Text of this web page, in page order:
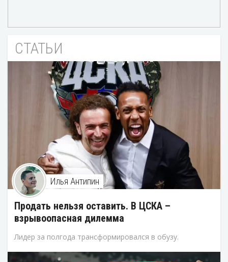
СТАТЬИ
Илья Антипин
Продать нельзя оставить. В ЦСКА –
взрывоопасная дилемма
Лидер за полгода трансформировался в обузу.